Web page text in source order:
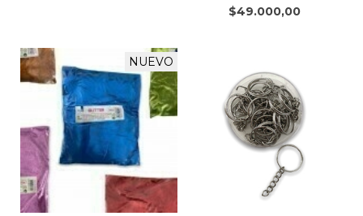
$49.000,00
NUEVO